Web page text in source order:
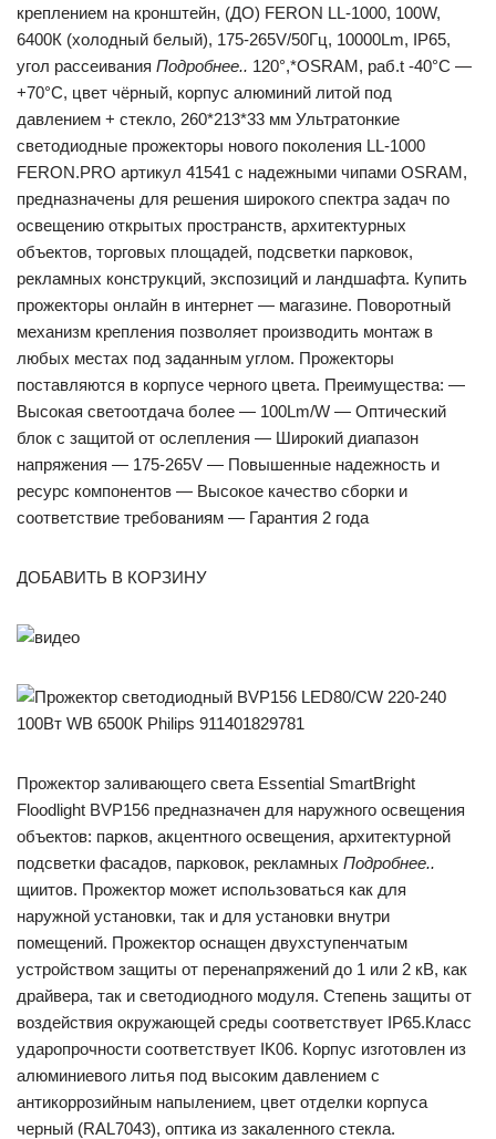
креплением на кронштейн, (ДО) FERON LL-1000, 100W,
6400К (холодный белый), 175-265V/50Гц, 10000Lm, IP65,
угол рассеивания Подробнее.. 120°,*OSRAM, раб.t -40°C —
+70°C, цвет чёрный, корпус алюминий литой под
давлением + стекло, 260*213*33 мм Ультратонкие
светодиодные прожекторы нового поколения LL-1000
FERON.PRO артикул 41541 с надежными чипами OSRAM,
предназначены для решения широкого спектра задач по
освещению открытых пространств, архитектурных
объектов, торговых площадей, подсветки парковок,
рекламных конструкций, экспозиций и ландшафта. Купить
прожекторы онлайн в интернет — магазине. Поворотный
механизм крепления позволяет производить монтаж в
любых местах под заданным углом. Прожекторы
поставляются в корпусе черного цвета. Преимущества: —
Высокая светоотдача более — 100Lm/W — Оптический
блок с защитой от ослепления — Широкий диапазон
напряжения — 175-265V — Повышенные надежность и
ресурс компонентов — Высокое качество сборки и
соответствие требованиям — Гарантия 2 года
ДОБАВИТЬ В КОРЗИНУ
Прожектор заливающего света Essential SmartBright
Floodlight BVP156 предназначен для наружного освещения
объектов: парков, акцентного освещения, архитектурной
подсветки фасадов, парковок, рекламных Подробнее..
щиитов. Прожектор может использоваться как для
наружной установки, так и для установки внутри
помещений. Прожектор оснащен двухступенчатым
устройством защиты от перенапряжений до 1 или 2 кВ, как
драйвера, так и светодиодного модуля. Степень защиты от
воздействия окружающей среды соответствует IP65.Класс
ударопрочности соответствует IK06. Корпус изготовлен из
алюминиевого литья под высоким давлением с
антикоррозийным напылением, цвет отделки корпуса
черный (RAL7043), оптика из закаленного стекла.